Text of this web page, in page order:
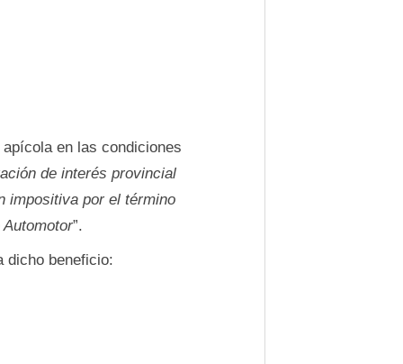
en las condiciones
de interés provincial
impositiva por el término
”.
dicho beneficio: